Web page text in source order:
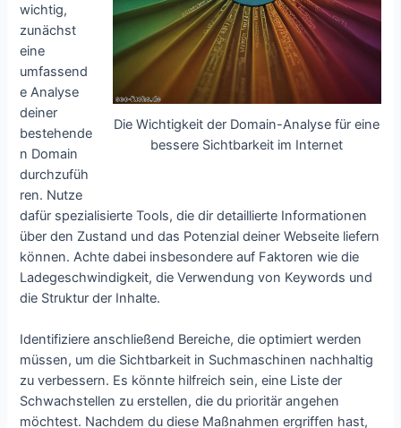
Die Wichtigkeit der Domain-Analyse für eine
bessere Sichtbarkeit im Internet
wichtig,
zunächst
eine
umfassend
e Analyse
deiner
bestehende
n Domain
durchzufüh
ren. Nutze
dafür spezialisierte Tools, die dir detaillierte Informationen
über den Zustand und das Potenzial deiner Webseite liefern
können. Achte dabei insbesondere auf Faktoren wie die
Ladegeschwindigkeit, die Verwendung von Keywords und
die Struktur der Inhalte.
Identifiziere anschließend Bereiche, die optimiert werden
müssen, um die Sichtbarkeit in Suchmaschinen nachhaltig
zu verbessern. Es könnte hilfreich sein, eine Liste der
Schwachstellen zu erstellen, die du prioritär angehen
möchtest. Nachdem du diese Maßnahmen ergriffen hast,